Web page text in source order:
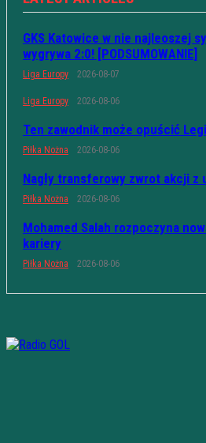
GKS Katowice w nie najleoszej
wygrywa 2:0! [PODSUMOWANIE]
Liga Europy 2026-08-07
Liga Europy 2026-08-06
Ten zawodnik może opuścić
Piłka Nożna 2026-08-06
Nagły transferowy zwrot akcji z
Piłka Nożna 2026-08-06
Mohamed Salah rozpoczyna
kariery
Piłka Nożna 2026-08-06